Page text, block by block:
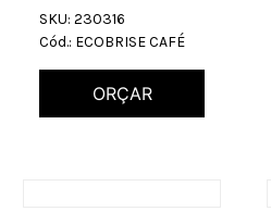
SKU: 230316
Cód.: ECOBRISE CAFÉ
ORÇAR